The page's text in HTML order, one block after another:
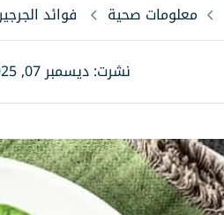
معلومات صحية فوائد
نشرت: ديسمبر 07, 2025